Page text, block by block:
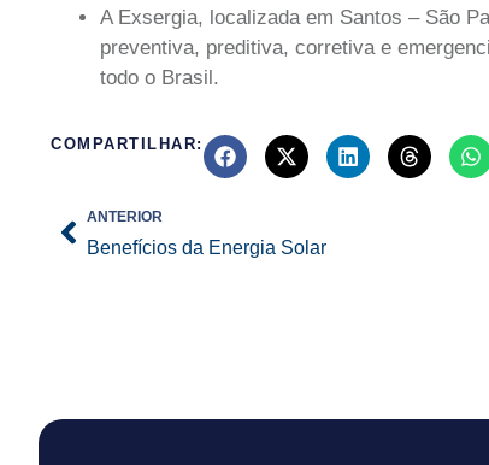
A Exsergia, localizada em Santos – São
preventiva, preditiva, corretiva e
todo o Brasil.
COMPARTILHAR:
Prev
ANTERIOR
Benefícios da Energia Solar